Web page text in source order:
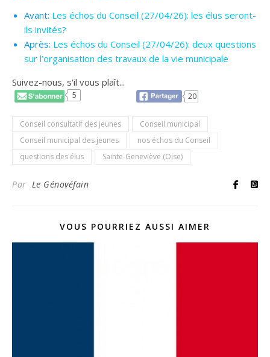
Avant: Les échos du Conseil (27/04/26): les élus seront-
ils invités?
Après: Les échos du Conseil (27/04/26): deux questions
sur l’organisation des travaux de la vie municipale
Suivez-nous, s'il vous plaît...
5 20
Conseil consultatif des jeunes
Conseil municipal
Conseil municipal des jeunes
nos échos du Conseil
questions des élus
Sainte-Geneviève (Oise)
Par Le Génovéfain
VOUS POURRIEZ AUSSI AIMER